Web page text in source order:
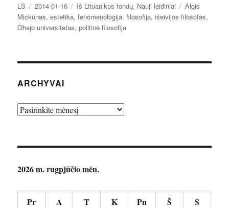
Autorius
LS Paskelbta
2014-01-16 Kategorijos
Iš Lituanikos fondų, Nauji leidiniai Žymos
Algis
Mickūnas,estetika,fenomenologija,filosofija,išeivijos filosofas,
Ohajo universitetas,politinė filosofija
ARCHYVAI
Archyvai
2026 m. rugpjūčio mėn.
Pr A T K Pn Š S